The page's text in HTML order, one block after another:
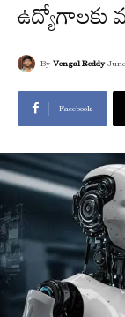
ఉద్యోగాలకు
By Vengal Reddy
Facebook